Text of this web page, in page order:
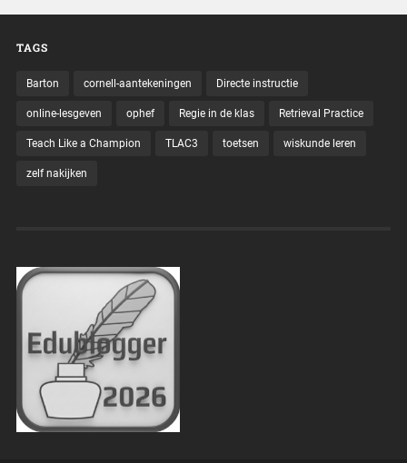
TAGS
Barton cornell-aantekeningen Directe instructie
online-lesgeven ophef Regie in de klas Retrieval Practice
Teach Like a Champion TLAC3 toetsen wiskunde leren
zelf nakijken